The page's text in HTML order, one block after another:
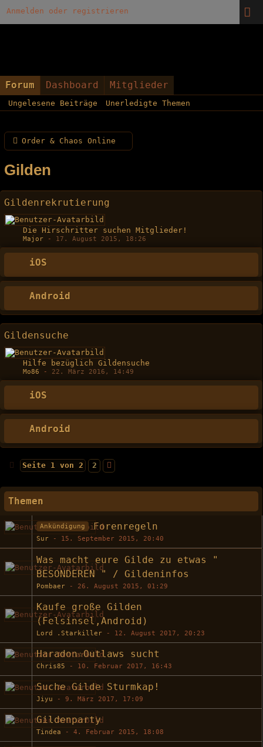
Anmelden oder registrieren
Forum Dashboard Mitglieder
Ungelesene Beiträge Unerledigte Themen
Order & Chaos Online
Gilden
Gildenrekrutierung
Die Hirschritter suchen Mitglieder!
Major - 17. August 2015, 18:26
iOS
Android
Gildensuche
Hilfe bezüglich Gildensuche
Mo86 - 22. März 2016, 14:49
iOS
Android
Seite 1 von 2 2
Themen
Ankündigung Forenregeln
Sur - 15. September 2015, 20:40
Was macht eure Gilde zu etwas "
BESONDEREN " / Gildeninfos
Pombaer - 26. August 2015, 01:29
Kaufe große Gilden
(Felsinsel,Android)
Lord .Starkiller - 12. August 2017, 20:23
Haradon☆Outlaws sucht
Chris85 - 10. Februar 2017, 16:43
Suche Gilde Sturmkap!
Jiyu - 9. März 2017, 17:09
Gildenparty
Tindea - 4. Februar 2015, 18:08